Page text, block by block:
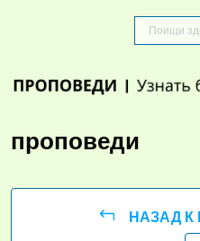
проповеди
НАЗАД